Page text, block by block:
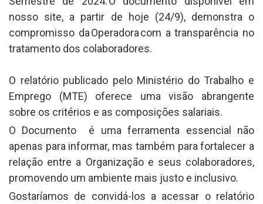
nosso site, a partir de hoje (24/9), demonstra o
compromisso da Operadora com a transparência no
tratamento dos colaboradores.
O relatório publicado pelo Ministério do Trabalho e
Emprego (MTE) oferece uma visão abrangente
sobre os critérios e as composições salariais.
O Documento é uma ferramenta essencial não
apenas para informar, mas também para fortalecer a
relação entre a Organização e seus colaboradores,
promovendo um ambiente mais justo e inclusivo.
Gostaríamos de convidá-los a acessar o relatório